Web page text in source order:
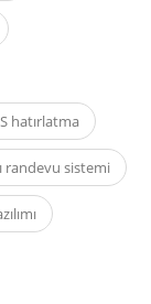
hatırlatma
randevu sistemi